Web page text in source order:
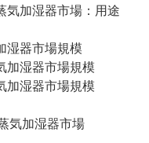
気加湿器市場：用途
湿器市場規模
加湿器市場規模
加湿器市場規模
気加湿器市場